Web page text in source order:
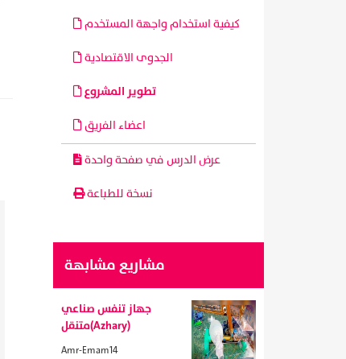
كيفية استخدام واجهة المستخدم
الجدوى الاقتصادية
تطوير المشروع
اعضاء الفريق
عرض الدرس في صفحة واحدة
نسخة للطباعة
مشاريع مشابهة
جهاز تنفس صناعي
متنقل(Azhary)
Amr-Emam14